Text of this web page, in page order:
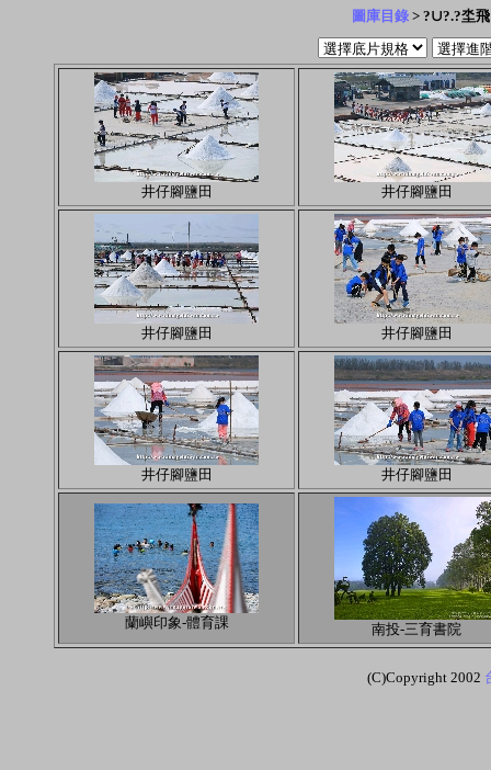
圖庫目錄> ?∪?.?坔
井仔腳鹽田 井仔腳鹽田
井仔腳鹽田 井仔腳鹽田
井仔腳鹽田 井仔腳鹽田
蘭嶼印象-體育課 南投-三育書院
(C)Copyright 2002